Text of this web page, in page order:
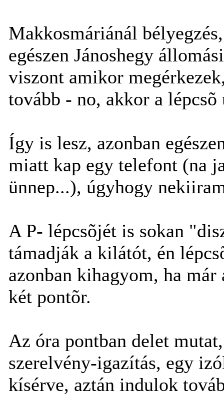
Makkosmáriánál
egészen Jánoshegy
viszont amikor
tovább - no, akkor a
Így is lesz, azonban
miatt kap egy telefont (na
ünnep...), úgyhogy
A P- lépcsõjét is sokan
támadják a kilátót, én
azonban kihagyom, ha már
két pontõr.
Az óra pontban delet
szerelvény-igazítás, egy
kísérve, aztán indulok